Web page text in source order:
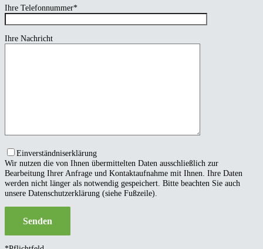
Ihre Telefonnummer*
Ihre Nachricht
Einverständniserklärung
Wir nutzen die von Ihnen übermittelten Daten ausschließlich zur
Bearbeitung Ihrer Anfrage und Kontaktaufnahme mit Ihnen. Ihre Daten
werden nicht länger als notwendig gespeichert. Bitte beachten Sie auch
unsere Datenschutzerklärung (siehe Fußzeile).